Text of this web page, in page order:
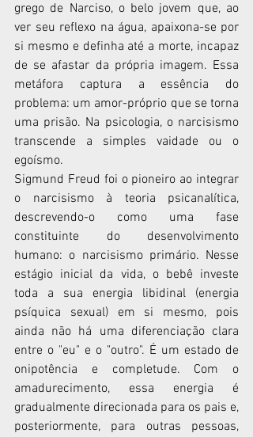
grego de Narciso, o belo jovem que, ao
ver seu reflexo na água, apaixona-se por
si mesmo e definha até a morte, incapaz
de se afastar da própria imagem. Essa
metáfora captura a essência do
problema: um amor-próprio que se torna
uma prisão. Na psicologia, o narcisismo
transcende a simples vaidade ou o
egoísmo.
Sigmund Freud foi o pioneiro ao integrar
o narcisismo à teoria psicanalítica,
descrevendo-o como uma fase
constituinte do desenvolvimento
humano: o narcisismo primário. Nesse
estágio inicial da vida, o bebê investe
toda a sua energia libidinal (energia
psíquica sexual) em si mesmo, pois
ainda não há uma diferenciação clara
entre o "eu" e o "outro". É um estado de
onipotência e completude. Com o
amadurecimento, essa energia é
gradualmente direcionada para os pais e,
posteriormente, para outras pessoas,